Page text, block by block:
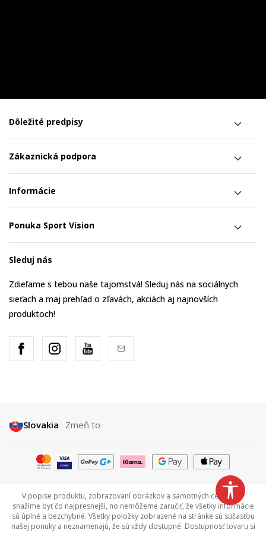
Dôležité predpisy
Zákaznická podpora
Informácie
Ponuka Sport Vision
Sleduj nás
Zdieľame s tebou naše tajomstvá! Sleduj nás na sociálnych
sieťach a maj prehľad o zľavách, akciách aj najnovších
produktoch!
Slovakia Zmeň to
V popise produktu, zobrazovaní obrázkov a samotných cenách sa
snažíme byť čo najpresnejší, no nemôžeme zaručiť, že všetky informácie
sú úplné a bezchybné. Všetky položky zobrazené na stránke sú súčasťou
našej ponuky a neznamenajú, že sú vždy dostupné. Dostupnosť tovaru si